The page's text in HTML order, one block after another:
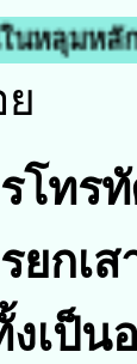
งเป็นใน
โทร
ยกเ
เป็น